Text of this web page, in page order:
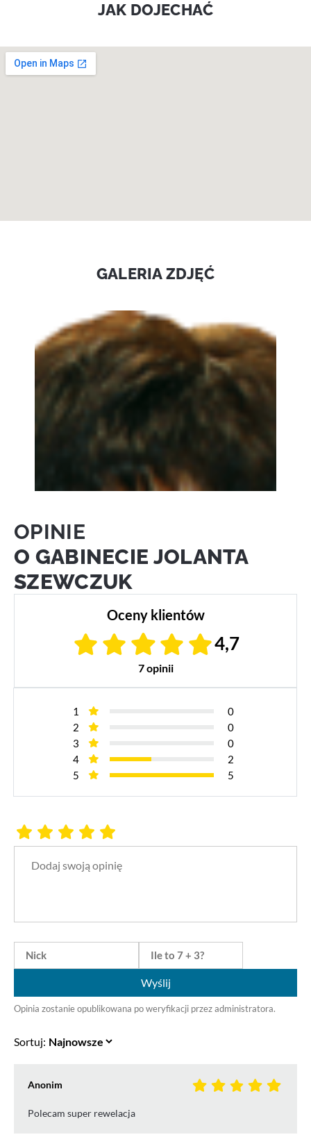
JAK DOJECHAĆ
GALERIA ZDJĘĆ
OPINIE
O GABINECIE JOLANTA
SZEWCZUK
Oceny klientów
4,7
7 opinii
1
0
2
0
3
0
4
2
5
5
Wyślij
Opinia zostanie opublikowana po weryfikacji przez administratora.
Sortuj:
Anonim
Polecam super rewelacja